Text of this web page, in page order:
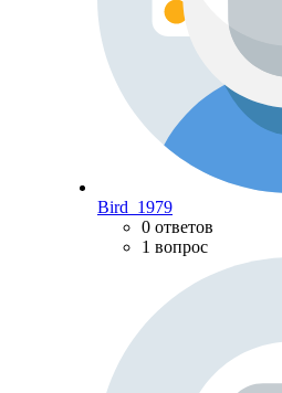
Bird_1979
0 ответов
1 вопрос